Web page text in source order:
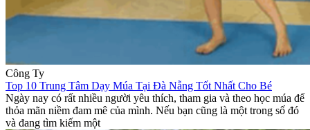
Công Ty
Top 10 Trung Tâm Dạy Múa Tại Đà Nẵng Tốt Nhất Cho Bé
Ngày nay có rất nhiều người yêu thích, tham gia và theo học múa để
thỏa mãn niềm đam mê của mình. Nếu bạn cũng là một trong số đó
và đang tìm kiếm một